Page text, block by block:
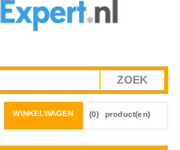
WINKELWAGEN (0) product(en)